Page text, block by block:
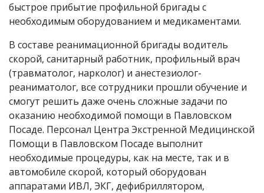
быстрое прибытие профильной бригады с
необходимым оборудованием и медикаментами.
В составе реанимационной бригады водитель
скорой, санитарный работник, профильный врач
(травматолог, нарколог) и анестезиолог-
реаниматолог, все сотрудники прошли обучение и
смогут решить даже очень сложные задачи по
оказанию необходимой помощи в Павловском
Посаде. Персонал Центра Экстренной Медицинской
Помощи в Павловском Посаде выполнит
необходимые процедуры, как на месте, так и в
автомобиле скорой, который оборудован
аппаратами ИВЛ, ЭКГ, дефибриллятором,